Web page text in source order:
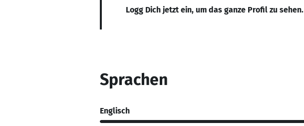
Logg Dich jetzt ein, um das ganze Profil zu sehen.
Sprachen
Englisch